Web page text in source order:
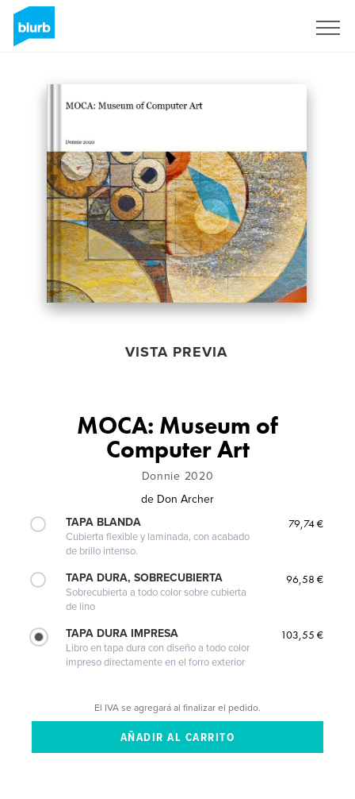
VISTA PREVIA
MOCA: Museum of
Computer Art
Donnie 2020
de Don Archer
TAPA BLANDA
Cubierta flexible y laminada, con acabado
de brillo intenso.
79,74 €
TAPA DURA, SOBRECUBIERTA
Sobrecubierta a todo color sobre cubierta
de lino
96,58 €
TAPA DURA IMPRESA
Libro en tapa dura con diseño a todo color
impreso directamente en el forro exterior
103,55 €
El IVA se agregará al finalizar el pedido.